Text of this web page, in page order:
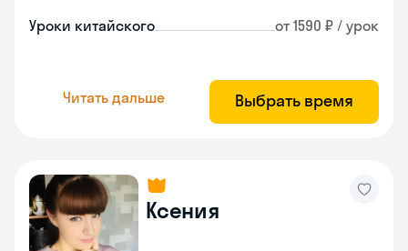
Уроки китайского от 1590 ₽ / урок
Читать дальше Выбрать время
Ксения